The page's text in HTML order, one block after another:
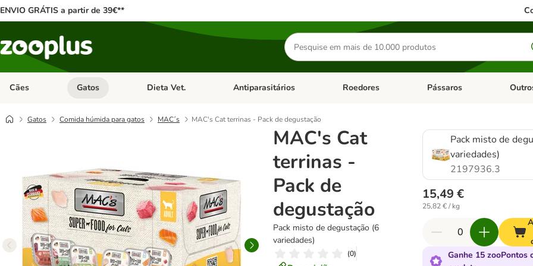
ENVIO GRÁTIS a partir de 39€**
Pesquisar
produtos
Cães Abrir menu de categoria: Cães
Gatos Abrir menu de categoria: Gatos
Dieta Vet. Abrir menu de categoria: Dieta Vet.
Antiparasitários Abrir menu de categoria: Antiparasitários
Roedores Abrir menu de categoria:
Pássaros Abrir
Gatos Comida húmida para gatos MAC´s MAC's Cat terrinas - Pack de degustação
MAC's Cat
terrinas -
Pack de
degustação
Pack misto de degustação (6
variedades)
(0)
Pack misto de
variedades)
2197936.3
15,49 €
25,82 € / kg
Ganhe 15 zooPontos